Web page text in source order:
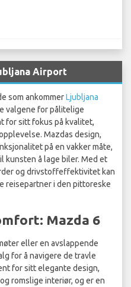
Airport
som ankommerLjubljana
valgene for pålitelige
for sitt fokus på kvalitet,
Mazdas design,
på en vakker måte,
kunsten å lage biler. Med et
og drivstoffeffektivitet kan
reisepartner i den pittoreske
Mazda 6
eller en avslappende
for å navigere de travle
for sitt elegante design,
romslige interiør, og er en